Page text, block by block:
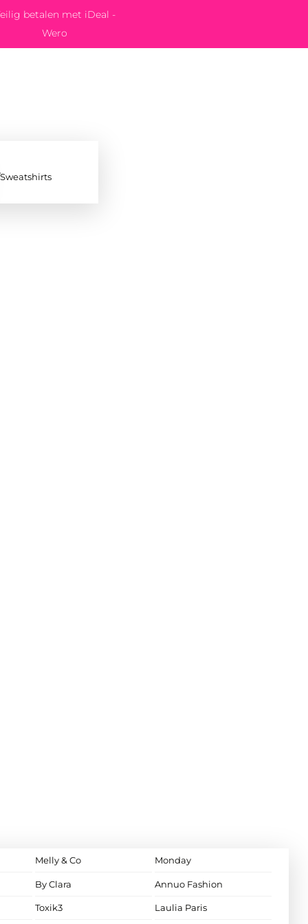
betalen met iDeal -
Wero
Melly & Co Monday
By Clara Annuo Fashion
Toxik3 Laulia Paris